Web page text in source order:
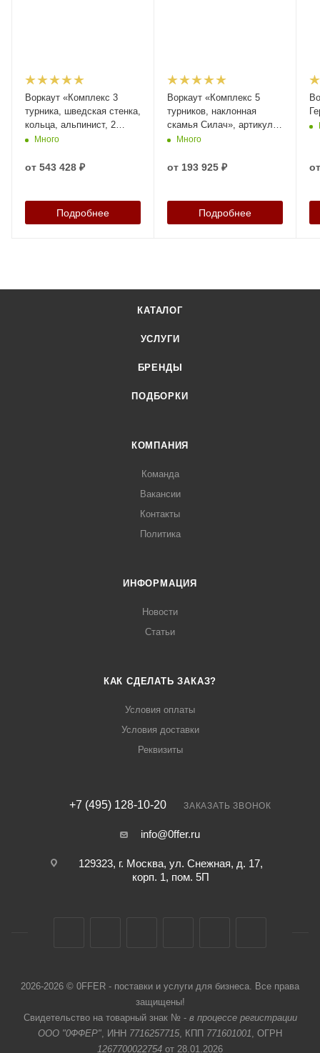
Воркаут «Комплекс 3
турника, шведская стенка,
кольца, альпинист, 2
наклонные скамьи
Много
от 543 428 ₽
Подробнее
Воркаут «Комплекс 5
турников, наклонная
скамья Силач», артикул
40134
Много
от 193 925 ₽
Подробнее
КАТАЛОГ
УСЛУГИ
БРЕНДЫ
ПОДБОРКИ
КОМПАНИЯ
Команда
Вакансии
Контакты
Политика
ИНФОРМАЦИЯ
Новости
Статьи
КАК СДЕЛАТЬ ЗАКАЗ?
Условия оплаты
Условия доставки
Реквизиты
+7 (495) 128-10-20 ЗАКАЗАТЬ ЗВОНОК
info@0ffer.ru
129323, г. Москва, ул. Снежная, д. 17,
корп. 1, пом. 5П
2026-2026 © 0FFER - поставки и услуги для бизнеса. Все права
защищены!
Свидетельство на товарный знак № - в процессе регистрации
ООО "0ФФЕР", ИНН 7716257715, КПП 771601001, ОГРН
1267700022754 от 28.01.2026